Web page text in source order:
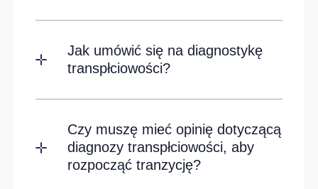
Jak umówić się na diagnostykę
transpłciowości?
Czy muszę mieć opinię dotyczącą
diagnozy transpłciowości, aby
rozpocząć tranzycję?